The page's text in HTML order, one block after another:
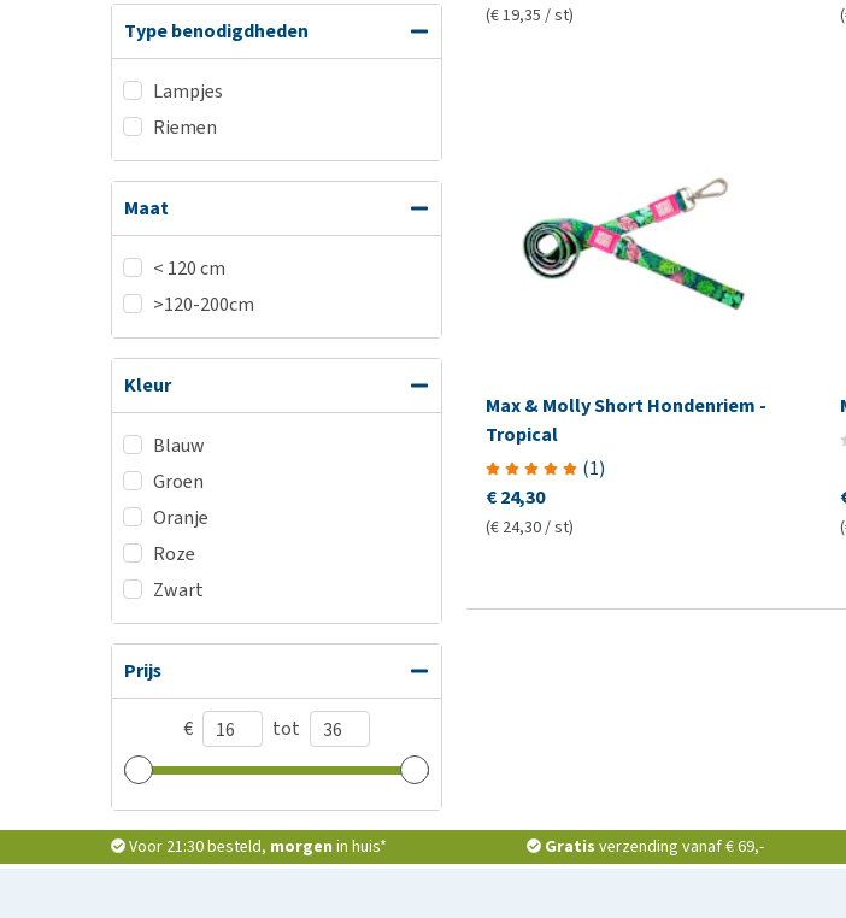
Type benodigdheden
Lampjes
Riemen
Maat
< 120 cm
>120-200cm
Kleur
Blauw
Groen
Oranje
Roze
Zwart
Prijs
€ tot
(€ 19,35 / st)
Max & Molly Short Hondenriem -
Tropical
(1)
€ 24,30
(€ 24,30 / st)
Voor 21:30 besteld, morgen in huis* Gratis verzending vanaf € 69,-